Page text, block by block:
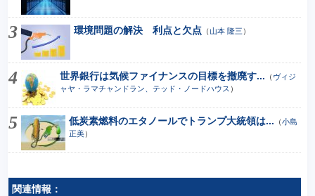
環境問題の解決 利点と欠点 （山本 隆三 ）
世界銀行は気候ファイナンスの目標を撤廃す... （ ヴィジ
ャヤ・ラマチャンドラン、テッド・ノードハウス ）
低炭素燃料のエタノールでトランプ大統領は... （小島
正美）
関連情報：